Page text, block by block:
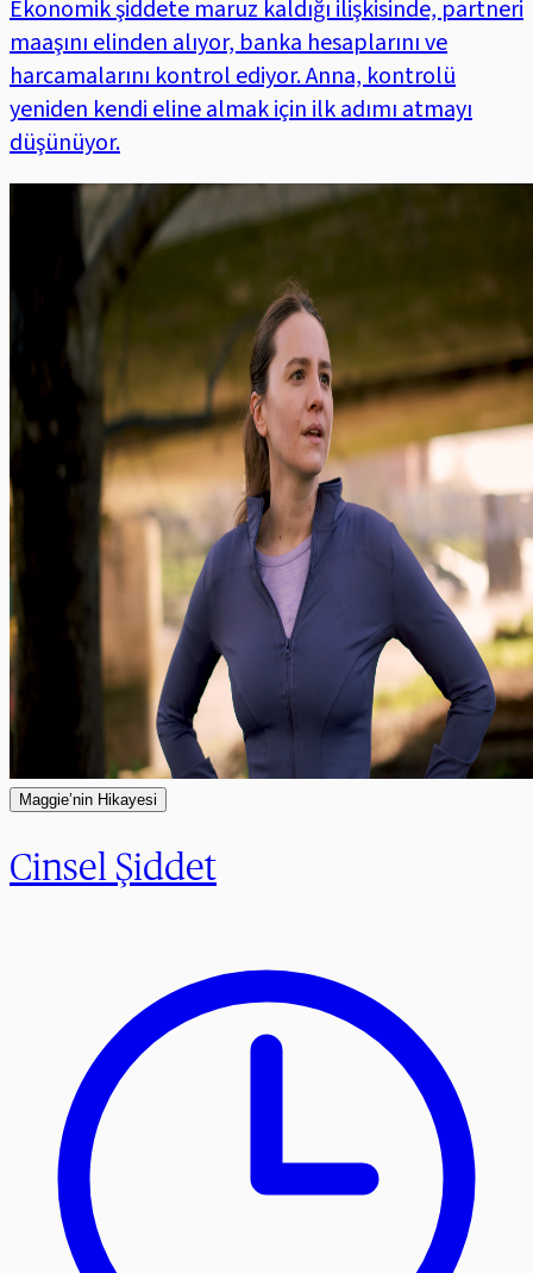
Ekonomik şiddete maruz kaldığı ilişkisinde, partneri
maaşını elinden alıyor, banka hesaplarını ve
harcamalarını kontrol ediyor. Anna, kontrolü
yeniden kendi eline almak için ilk adımı atmayı
düşünüyor.
Maggie’nin Hikayesi
Cinsel Şiddet